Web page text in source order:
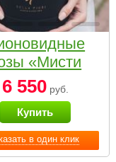
в один клик
«Мисти
бабблс» в
коробке
Small
6 550руб.
Купить